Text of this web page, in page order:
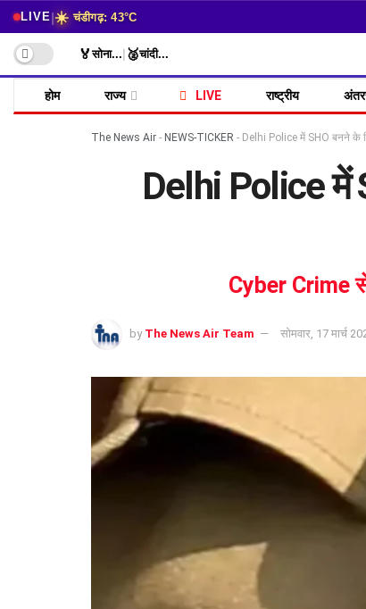
LIVE|☀️ चंडीगढ़: 43°C
🏅सोना... 🥈चांदी...
होम राज्य LIVE राष्ट्रीय
The News Air - NEWS-TICKER - Delhi Police में SHO बनने के
Delhi Police में
Cyber Crime से
by The News Air Team सोमवार, 17 मार्च